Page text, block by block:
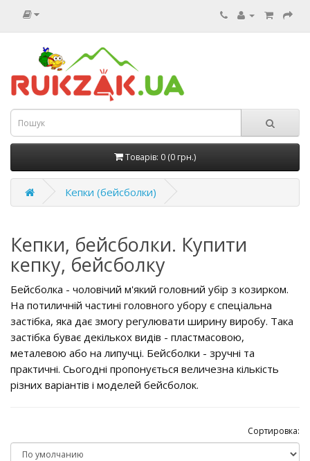
Товарів: 0 (0 грн.)
Кепки (бейсболки)
Кепки, бейсболки. Купити
кепку, бейсболку
Бейсболка - чоловічий м'який головний убір з козирком.
На потиличній частині головного убору є спеціальна
застібка, яка дає змогу регулювати ширину виробу. Така
застібка буває декількох видів - пластмасовою,
металевою або на липучці. Бейсболки - зручні та
практичні. Сьогодні пропонується величезна кількість
різних варіантів і моделей бейсболок.
Сортировка: